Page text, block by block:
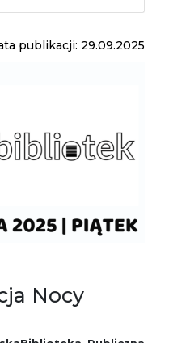
publikacji: 29.09.2025
Nocy